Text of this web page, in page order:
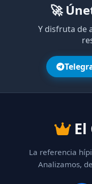
🚀
Y disfruta de
El
La referencia
Analizamos,